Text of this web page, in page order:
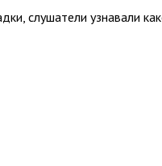
слушатели узнавали